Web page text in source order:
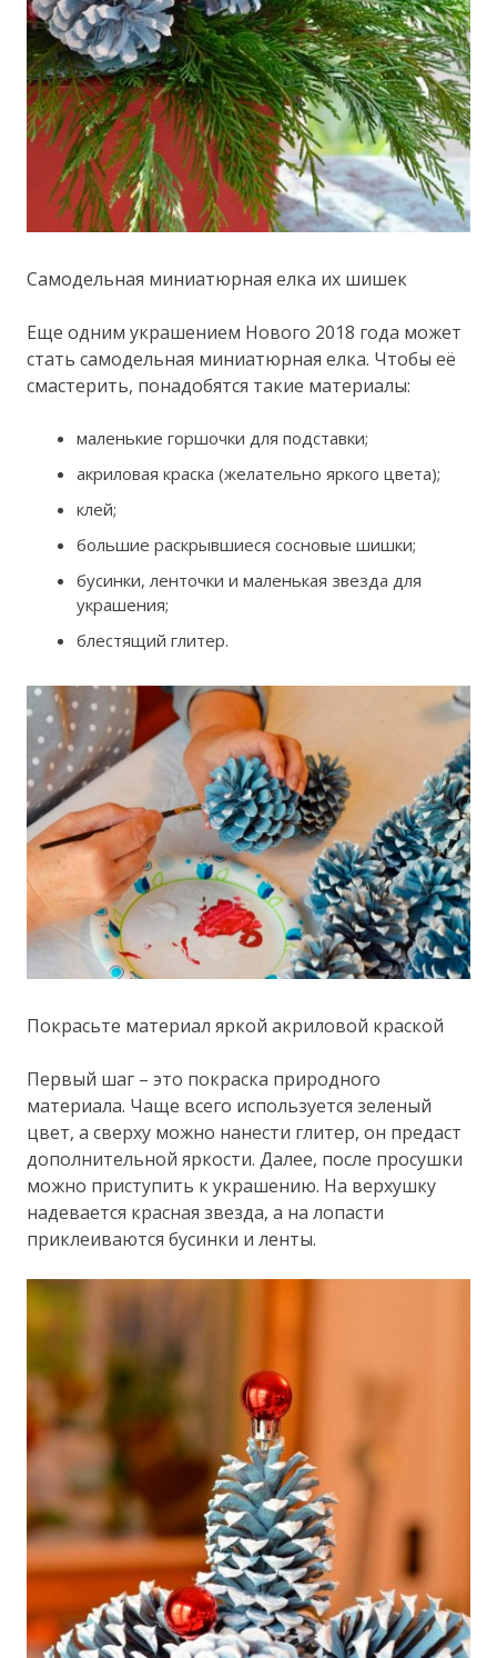
Cамодельная миниатюрная елка их шишек
Еще одним украшением Нового 2018 года может
стать самодельная миниатюрная елка. Чтобы её
смастерить, понадобятся такие материалы:
маленькие горшочки для подставки;
акриловая краска (желательно яркого цвета);
клей;
большие раскрывшиеся сосновые шишки;
бусинки, ленточки и маленькая звезда для
украшения;
блестящий глитер.
Покрасьте материал яркой акриловой краской
Первый шаг – это покраска природного
материала. Чаще всего используется зеленый
цвет, а сверху можно нанести глитер, он предаст
дополнительной яркости. Далее, после просушки
можно приступить к украшению. На верхушку
надевается красная звезда, а на лопасти
приклеиваются бусинки и ленты.